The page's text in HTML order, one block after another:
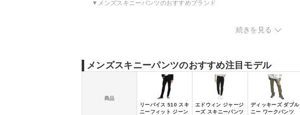
メンズスキニーパンツのおすすめブランド
続きを見る
メンズスキニーパンツのおすすめ注目モデル
商品
リーバイス 510 スキ
ニーフィット ジーン
エドウィン ジャージ
ーズ スキニーパンツ
ディッキーズ ダブル
ニー ワークパンツ